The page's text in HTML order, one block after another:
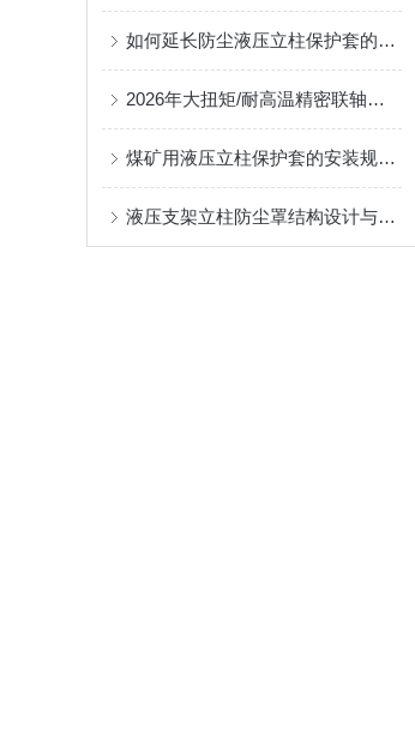
如何延长防尘液压立柱保护套的使用寿命？
2026年大扭矩/耐高温精密联轴器定制找哪家？能实现精准定制的优质厂家盘点
煤矿用液压立柱保护套的安装规范与使用寿命提升方案
液压支架立柱防尘罩结构设计与密封防护原理